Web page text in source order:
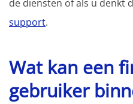
de diensten of als u denkt
support.
Wat kan een
gebruiker